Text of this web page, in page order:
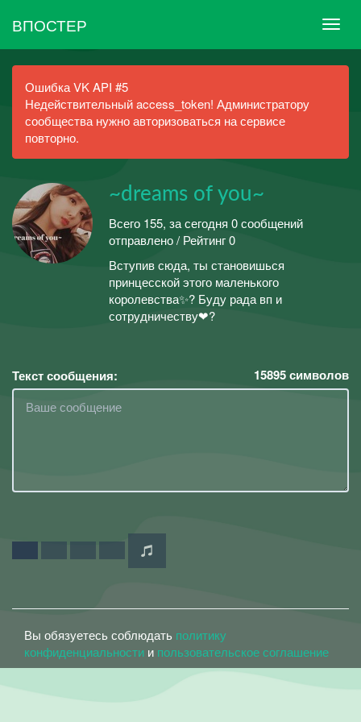
ВПОСТЕР
Ошибка VK API #5
Недействительный access_token! Администратору
сообщества нужно авторизоваться на сервисе
повторно.
~dreams of you~
Всего 155, за сегодня 0 сообщений
отправлено / Рейтинг 0
Вступив сюда, ты становишься
принцесской этого маленького
королевства✨? Буду рада вп и
сотрудничеству❤?
Текст сообщения: 15895символов
Вы обязуетесь соблюдать политику
конфиденциальности и пользовательское соглашение